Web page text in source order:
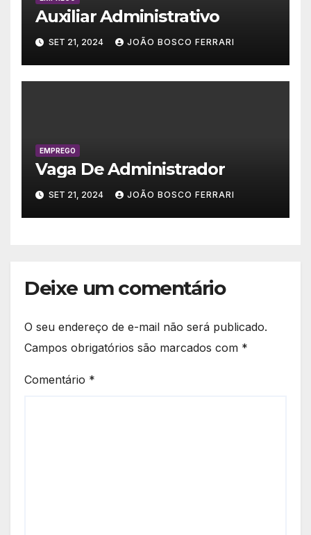
Auxiliar Administrativo
SET 21, 2024 JOÃO BOSCO FERRARI
EMPREGO
Vaga De Administrador
SET 21, 2024 JOÃO BOSCO FERRARI
Deixe um comentário
O seu endereço de e-mail não será publicado.
Campos obrigatórios são marcados com *
Comentário *